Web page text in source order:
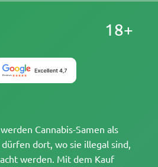
Cannabis-Samen als
dort, wo sie illegal sind,
werden. Mit dem Kauf
18+